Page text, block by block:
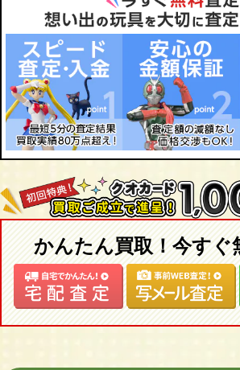
高層ビル
エッフェル塔
ホワイトハウス
アカデミー
マイクロエース
イタレリ
かんたん買取！今すぐ